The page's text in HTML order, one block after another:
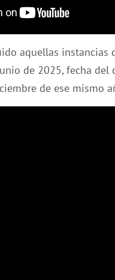
aquellas
de 2025, fecha
de ese mismo